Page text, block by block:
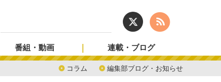
番組・動画 連載・ブログ
コラム 編集部ブログ・お知らせ